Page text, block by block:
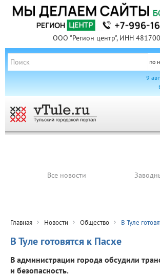
ООО "Регион центр", ИНН
по
9
Все новости
Главная Новости Общество В Туле
В Туле готовятся к Пасхе
В администрации города обсудили
и безопасность.